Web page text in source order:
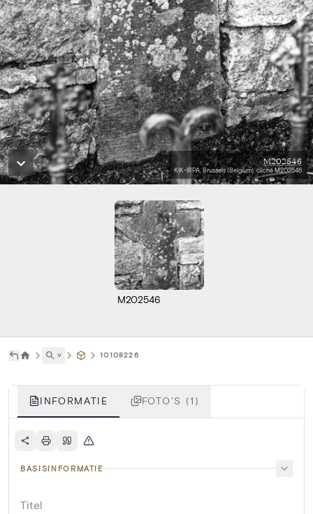
M202546
KIK-IRPA, Brussels (Belgium), cliché M202546
M202546
˅ 10108226
INFORMATIE FOTO'S (1)
BASISINFORMATIE
Titel